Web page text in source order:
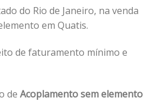
do Rio de Janeiro, na venda
em Quatis.
de faturamento mínimo e
de Acoplamento sem elemento